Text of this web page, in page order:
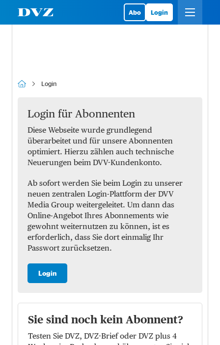
Abo Login
Login
Login für Abonnenten
Diese Webseite wurde grundlegend
überarbeitet und für unsere Abonnenten
optimiert. Hierzu zählen auch technische
Neuerungen beim DVV-Kundenkonto.
Ab sofort werden Sie beim Login zu unserer
neuen zentralen Login-Plattform der DVV
Media Group weitergeleitet. Um dann das
Online-Angebot Ihres Abonnements wie
gewohnt weiternutzen zu können, ist es
erforderlich, dass Sie dort einmalig Ihr
Passwort zurücksetzen.
Login
Sie sind noch kein Abonnent?
Testen Sie DVZ, DVZ-Brief oder DVZ plus 4